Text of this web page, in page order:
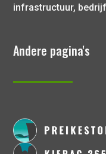
infrastructuur,
Andere pagina's